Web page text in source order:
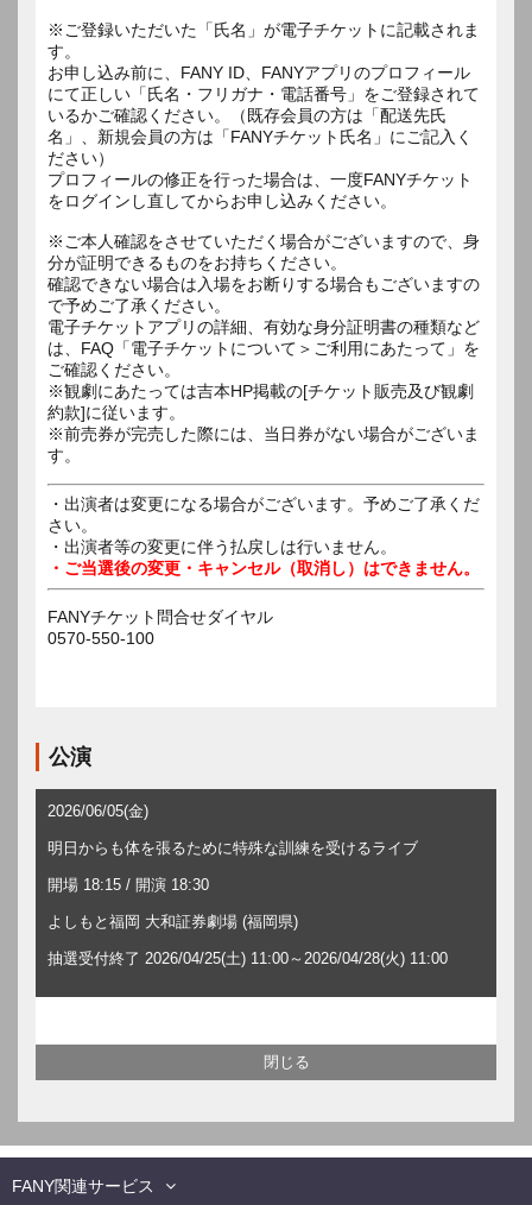
※ご登録いただいた「氏名」が電子チケットに記載されま
す。
お申し込み前に、FANY ID、FANYアプリのプロフィール
にて正しい「氏名・フリガナ・電話番号」をご登録されて
いるかご確認ください。（既存会員の方は「配送先氏
名」、新規会員の方は「FANYチケット氏名」にご記入く
ださい）
プロフィールの修正を行った場合は、一度FANYチケット
をログインし直してからお申し込みください。
※ご本人確認をさせていただく場合がございますので、身
分が証明できるものをお持ちください。
確認できない場合は入場をお断りする場合もございますの
で予めご了承ください。
電子チケットアプリの詳細、有効な身分証明書の種類など
は、FAQ「電子チケットについて＞ご利用にあたって」を
ご確認ください。
※観劇にあたっては吉本HP掲載の[チケット販売及び観劇
約款]に従います。
※前売券が完売した際には、当日券がない場合がございま
す。
・出演者は変更になる場合がございます。予めご了承くだ
さい。
・出演者等の変更に伴う払戻しは行いません。
・ご当選後の変更・キャンセル（取消し）はできません。
FANYチケット問合せダイヤル
0570-550-100
公演
2026/06/05(金)
明日からも体を張るために特殊な訓練を受けるライブ
開場 18:15 / 開演 18:30
よしもと福岡 大和証券劇場 (福岡県)
抽選受付終了 2026/04/25(土) 11:00～2026/04/28(火) 11:00
FANY関連サービス